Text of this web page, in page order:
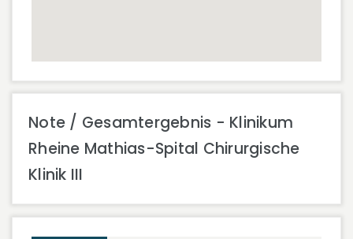
Note / Gesamtergebnis - Klinikum
Rheine Mathias-Spital Chirurgische
Klinik III